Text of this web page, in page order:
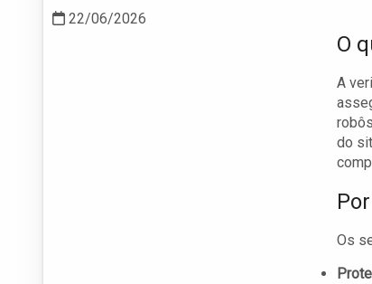
22/06/2026
O
A
do
Os